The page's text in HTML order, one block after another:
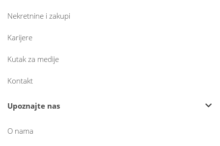
Nekretnine i zakupi
Karijere
Kutak za medije
Kontakt
Upoznajte nas
O nama